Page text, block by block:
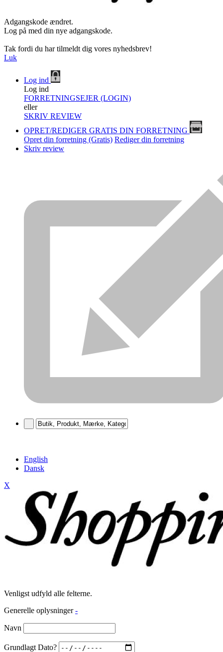
Adgangskode ændret.
Log på med din nye adgangskode.
Tak fordi du har tilmeldt dig vores nyhedsbrev!
Luk
Log ind
Log ind
FORRETNINGSEJER (LOGIN)
eller
SKRIV REVIEW
OPRET/REDIGER GRATIS DIN FORRETNING
Opret din forretning (Gratis) Rediger din forretning
Skriv review
English
Dansk
X
Venligst udfyld alle felterne.
Generelle oplysninger -
Navn
Grundlagt Dato?